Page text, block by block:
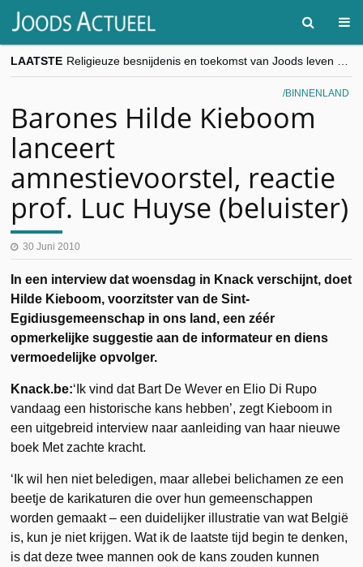
LAATSTE
“Besnijdenisdebat toont hoe moeilijk seculiere Westen minderheden begrijpt”, Jinnih Beels (Vooruit)
CITYTRIP | ROEMENIË – Boekarest: de verrassing van Oost-Europa
BINNENLAND
Barones Hilde Kieboom
lanceert
amnestievoorstel, reactie
prof. Luc Huyse (beluister)
30 Juni 2010
In een interview dat woensdag in Knack verschijnt, doet
Hilde Kieboom, voorzitster van de Sint-
Egidiusgemeenschap in ons land, een zéér
opmerkelijke suggestie aan de informateur en diens
vermoedelijke opvolger.
Knack.be:‘Ik vind dat Bart De Wever en Elio Di Rupo
vandaag een historische kans hebben’, zegt Kieboom in
een uitgebreid interview naar aanleiding van haar nieuwe
boek Met zachte kracht.
‘Ik wil hen niet beledigen, maar allebei belichamen ze een
beetje de karikaturen die over hun gemeenschappen
worden gemaakt – een duidelijker illustratie van wat België
is, kun je niet krijgen. Wat ik de laatste tijd begin te denken,
is dat deze twee mannen ook de kans zouden kunnen